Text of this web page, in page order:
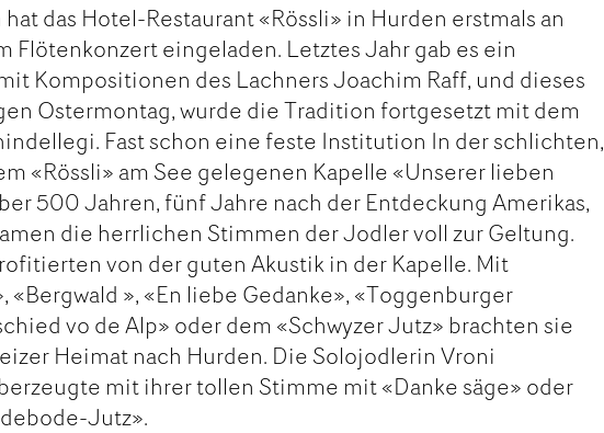
das Hotel-Restaurant «Rössli» in Hurden erstmals an
Flötenkonzert eingeladen. Letztes Jahr gab es ein
Kompositionen des Lachners Joachim Raff, und dieses
Ostermontag, wurde die Tradition fortgesetzt mit dem
Fast schon eine feste Institution In der schlichten,
«Rössli» am See gelegenen Kapelle «Unserer lieben
500 Jahren, fünf Jahre nach der Entdeckung Amerikas,
die herrlichen Stimmen der Jodler voll zur Geltung.
von der guten Akustik in der Kapelle. Mit
«Bergwald », «En liebe Gedanke», «Toggenburger
vo de Alp» oder dem «Schwyzer Jutz» brachten sie
Heimat nach Hurden. Die Solojodlerin Vroni
mit ihrer tollen Stimme mit «Danke säge» oder
Jutz».